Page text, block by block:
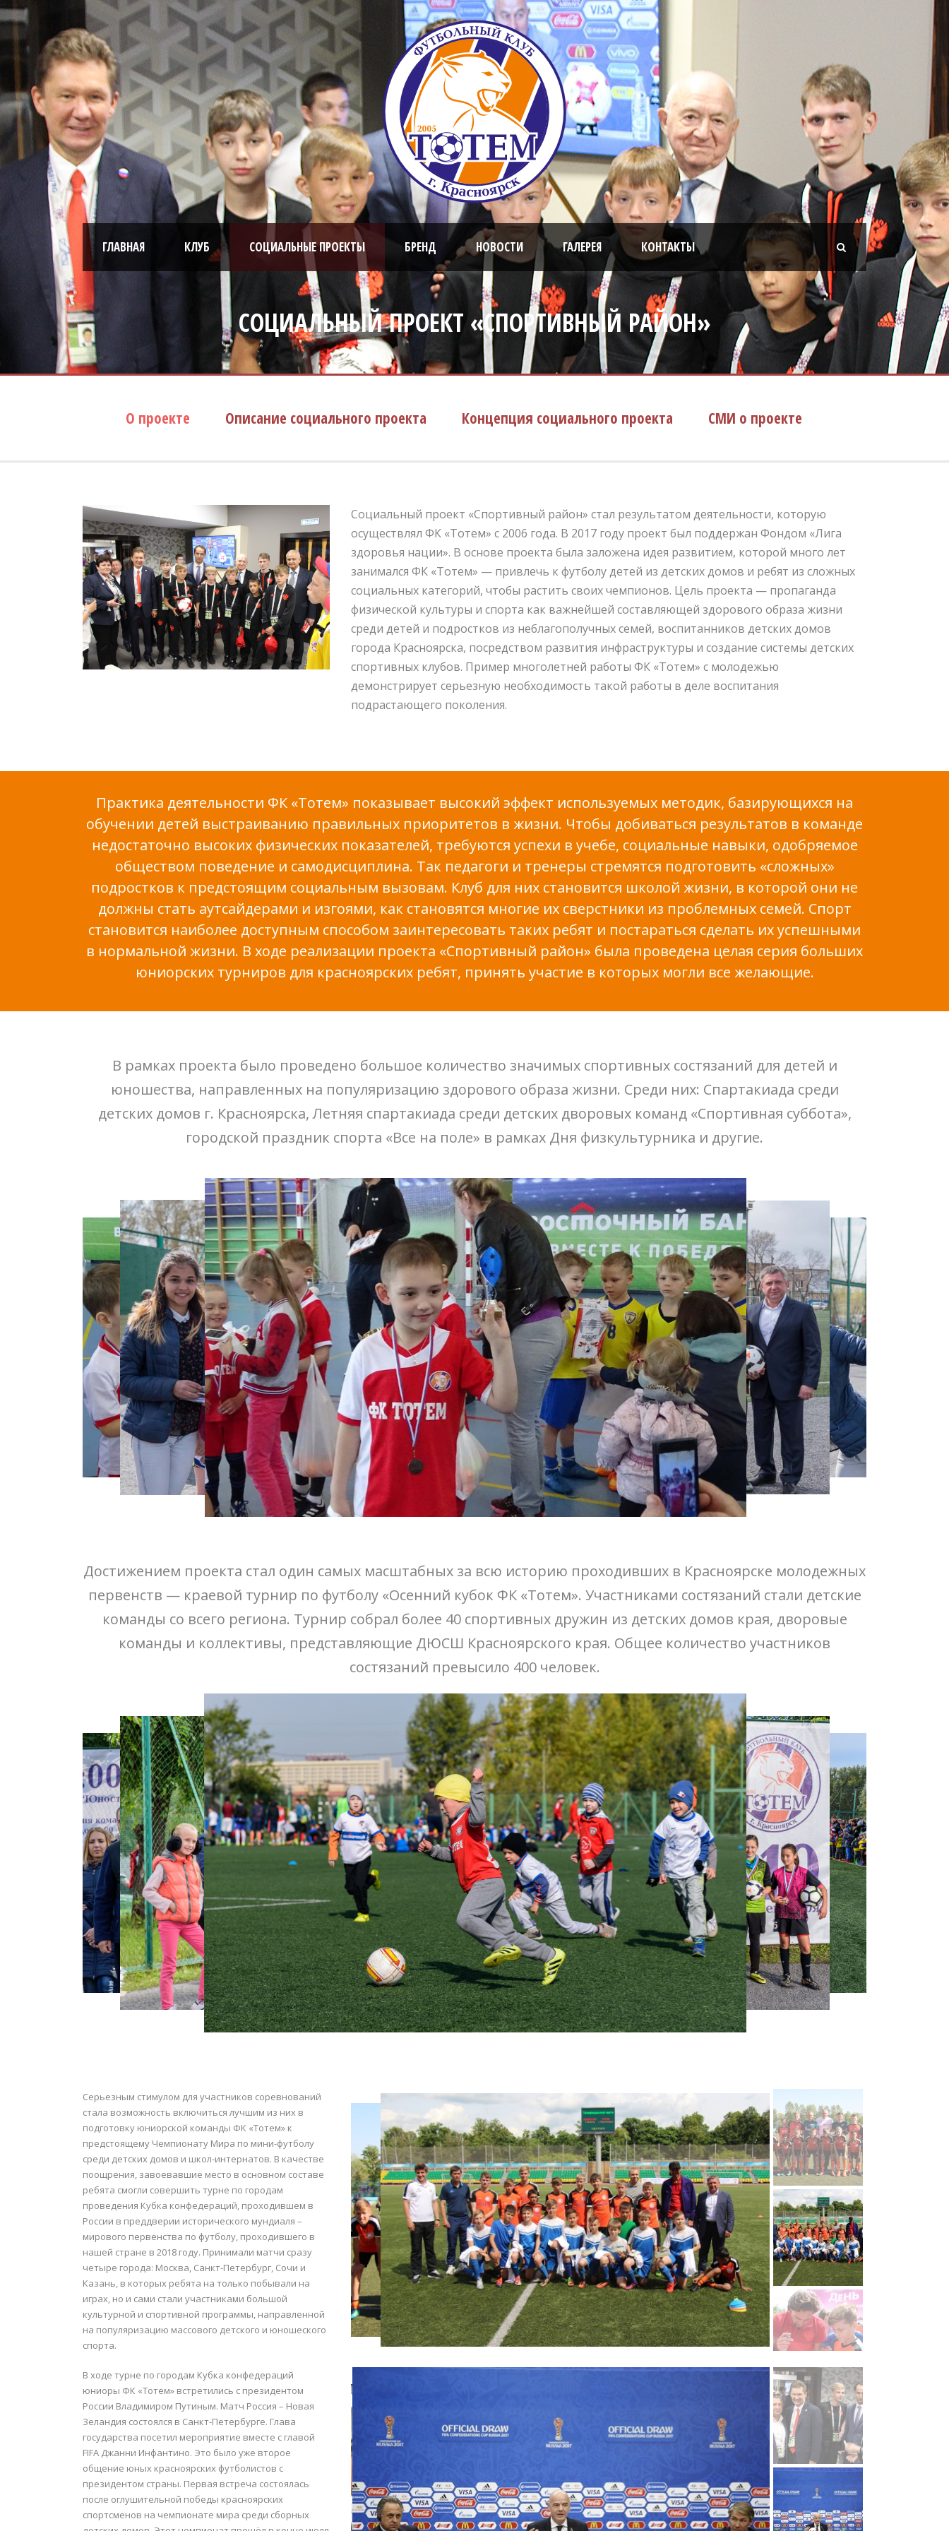
ГЛАВНАЯ КЛУБ СОЦИАЛЬНЫЕ ПРОЕКТЫ БРЕНД НОВОСТИ ГАЛЕРЕЯ КОНТАКТЫ
СОЦИАЛЬНЫЙ ПРОЕКТ «СПОРТИВНЫЙ РАЙОН»
О проекте Описание социального проекта Концепция социального проекта СМИ о проекте
Социальный проект «Спортивный район» стал результатом деятельности, которую
осуществлял ФК «Тотем» с 2006 года. В 2017 году проект был поддержан Фондом «Лига
здоровья нации». В основе проекта была заложена идея развитием, которой много лет
занимался ФК «Тотем» — привлечь к футболу детей из детских домов и ребят из сложных
социальных категорий, чтобы растить своих чемпионов. Цель проекта — пропаганда
физической культуры и спорта как важнейшей составляющей здорового образа жизни
среди детей и подростков из неблагополучных семей, воспитанников детских домов
города Красноярска, посредством развития инфраструктуры и создание системы детских
спортивных клубов. Пример многолетней работы ФК «Тотем» с молодежью
демонстрирует серьезную необходимость такой работы в деле воспитания
подрастающего поколения.
Практика деятельности ФК «Тотем» показывает высокий эффект используемых методик, базирующихся на
обучении детей выстраиванию правильных приоритетов в жизни. Чтобы добиваться результатов в команде
недостаточно высоких физических показателей, требуются успехи в учебе, социальные навыки, одобряемое
обществом поведение и самодисциплина. Так педагоги и тренеры стремятся подготовить «сложных»
подростков к предстоящим социальным вызовам. Клуб для них становится школой жизни, в которой они не
должны стать аутсайдерами и изгоями, как становятся многие их сверстники из проблемных семей. Спорт
становится наиболее доступным способом заинтересовать таких ребят и постараться сделать их успешными
в нормальной жизни. В ходе реализации проекта «Спортивный район» была проведена целая серия больших
юниорских турниров для красноярских ребят, принять участие в которых могли все желающие.
В рамках проекта было проведено большое количество значимых спортивных состязаний для детей и
юношества, направленных на популяризацию здорового образа жизни. Среди них: Спартакиада среди
детских домов г. Красноярска, Летняя спартакиада среди детских дворовых команд «Спортивная суббота»,
городской праздник спорта «Все на поле» в рамках Дня физкультурника и другие.
Достижением проекта стал один самых масштабных за всю историю проходивших в Красноярске молодежных
первенств — краевой турнир по футболу «Осенний кубок ФК «Тотем». Участниками состязаний стали детские
команды со всего региона. Турнир собрал более 40 спортивных дружин из детских домов края, дворовые
команды и коллективы, представляющие ДЮСШ Красноярского края. Общее количество участников
состязаний превысило 400 человек.
Серьезным стимулом для участников соревнований
стала возможность включиться лучшим из них в
подготовку юниорской команды ФК «Тотем» к
предстоящему Чемпионату Мира по мини-футболу
среди детских домов и школ-интернатов. В качестве
поощрения, завоевавшие место в основном составе
ребята смогли совершить турне по городам
проведения Кубка конфедераций, проходившем в
России в преддверии исторического мундиаля –
мирового первенства по футболу, проходившего в
нашей стране в 2018 году. Принимали матчи сразу
четыре города: Москва, Санкт-Петербург, Сочи и
Казань, в которых ребята на только побывали на
играх, но и сами стали участниками большой
культурной и спортивной программы, направленной
на популяризацию массового детского и юношеского
спорта.
В ходе турне по городам Кубка конфедераций
юниоры ФК «Тотем» встретились с президентом
России Владимиром Путиным. Матч Россия – Новая
Зеландия состоялся в Санкт-Петербурге. Глава
государства посетил мероприятие вместе с главой
FIFA Джанни Инфантино. Это было уже второе
общение юных красноярских футболистов с
президентом страны. Первая встреча состоялась
после оглушительной победы красноярских
спортсменов на чемпионате мира среди сборных